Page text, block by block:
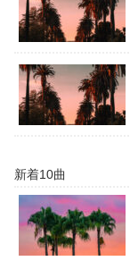
新着10曲